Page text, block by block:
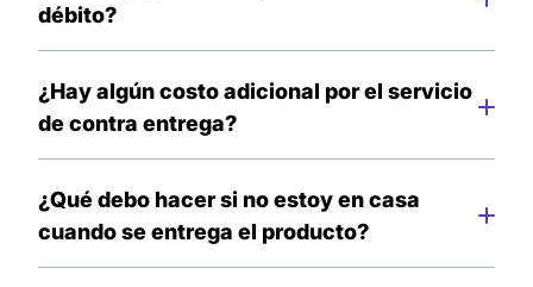
débito?
con esos método de pago, pero pronto tendremos
más actualizaciones para ti.
¿Hay algún costo adicional por el servicio
de contra entrega?
completamente gratis.
¿Qué debo hacer si no estoy en casa
cuando se entrega el producto?